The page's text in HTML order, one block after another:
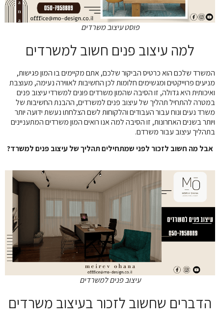
פוסט עיצוב משרדים
למה עיצוב פנים חשוב למשרדים
המשרד שלכם הוא כרטיס הביקור שלכם, אתם מקיימים בו המון פגישות,
מניעים פרוייקטים ומגשימים חלומות לכן החשיבות לאווירה נעימה, מעוצבת
ואיכותית היא גדולה, זו הסיבה שהמון משרדים פונים למשרדי עיצוב פנים
במטרה להתחיל תהליך של עיצוב פנים למשרדים, ההבנת החשיבות של
משרד נעים ונוח עבור העבודים והלקוחות לשם הצלחתו נעשת ידועה יותר
ויותר בשנים האחרונות, זו הסיבה למה אנו רואים המון משרדים המתעניינים
בתהליך עיצוב עבור משרדם.
אבל מה חשוב לזכור לפני שמתחילים תהליך של עיצוב פנים למשרד?
עיצוב פנים למשרדים
הדברים שחשוב לזכור בעיצוב משרדים